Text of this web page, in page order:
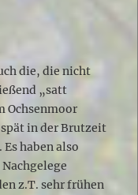
die, die nicht
„satt
Ochsenmoor
in der Brutzeit
haben also
z.T. sehr frühen